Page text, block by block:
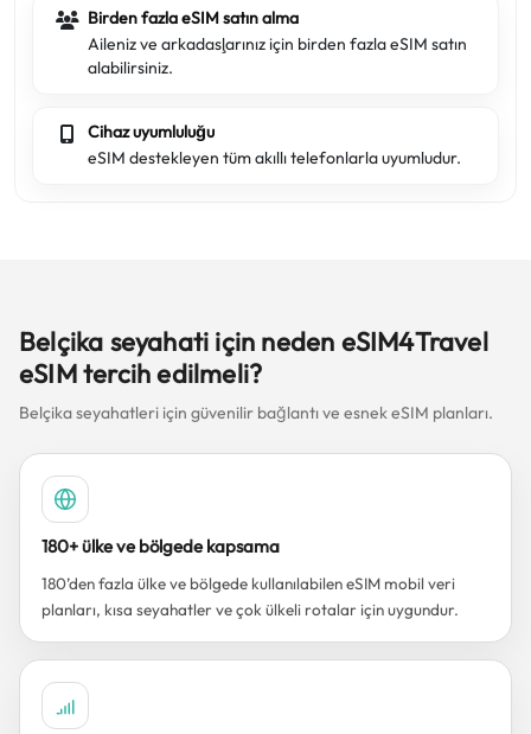
Birden fazla eSIM satın alma
Aileniz ve arkadaşlarınız için birden fazla eSIM satın
alabilirsiniz.
Cihaz uyumluluğu
eSIM destekleyen tüm akıllı telefonlarla uyumludur.
Belçika seyahati için neden eSIM4Travel
eSIM tercih edilmeli?
Belçika seyahatleri için güvenilir bağlantı ve esnek eSIM planları.
180+ ülke ve bölgede kapsama
180’den fazla ülke ve bölgede kullanılabilen eSIM mobil veri
planları, kısa seyahatler ve çok ülkeli rotalar için uygundur.